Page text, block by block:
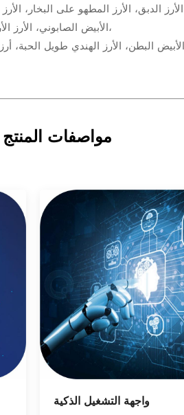
الدبق، الأرز المطهو على البخار،
الأبيض الصابوني، الأرز الأرجواني، الدخن، الأرز التايلاندي الطويل، الأرز المقلي،
البطن، الأرز الهندي طويل الحبة،
مواصفات المنتج
واجهة التشغيل الذكية